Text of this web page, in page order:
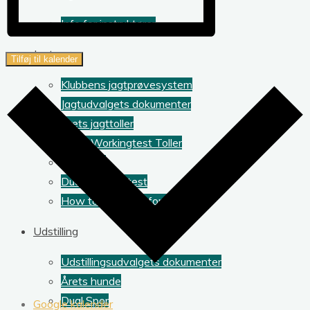
Info for instruktører
Jagt
Klubbens jagtprøvesystem
Jagtudvalgets dokumenter
Årets jagttoller
Årets Workingtest Toller
Dual Workingtest
How to enter my foreign dog
Udstilling
Udstillingsudvalgets dokumenter
Årets hunde
Dual Spor
Tilføj til kalender
Google kalender